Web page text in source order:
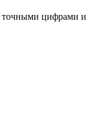
точными цифрами и